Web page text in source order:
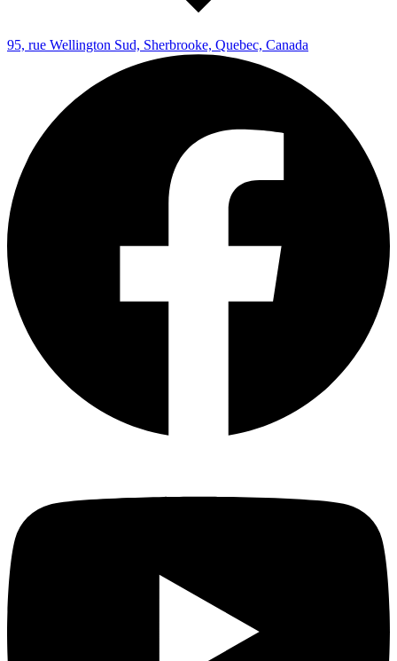
95, rue Wellington Sud, Sherbrooke, Quebec, Canada